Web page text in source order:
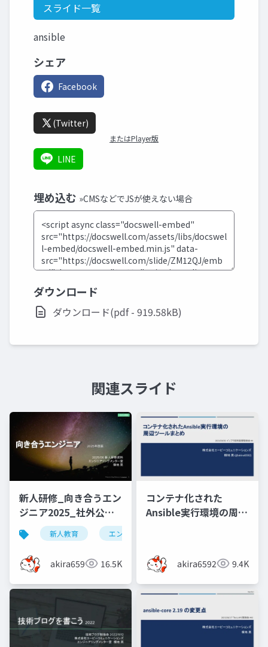
スライド一覧
ansible
シェア
Facebook
(Twitter)
またはPlayer版
LINE
埋め込む »CMSなどでJSが使えない場合
ダウンロード
ダウンロード(pdf - 919.58kB)
関連スライド
新人研修_向き合うエン
ジニア2025_社外公開
版
新人教育 エンジニア
akira6592 16.5K
コンテナ化された
Ansible実行環境の周辺
akira6592 9.4K